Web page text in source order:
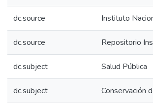
dc.source Instituto
dc.source Repositorio
dc.subject Salud Pública
dc.subject Conservación